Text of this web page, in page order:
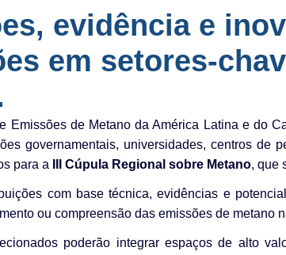
evidência e
em setores-
Emissões de Metano da América Latina e do
governamentais, universidades, centros de
para a
III Cúpula Regional sobre Metano, que
com base técnica, evidências e
ou compreensão das emissões de metano
poderão integrar espaços de alto